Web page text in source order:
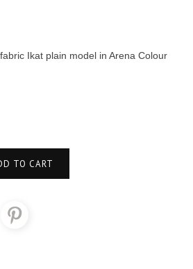
Ikat plain model in Arena Colour
TO CART